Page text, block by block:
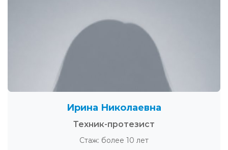
Ирина Николаевна
Техник-протезист
Стаж: более 10 лет